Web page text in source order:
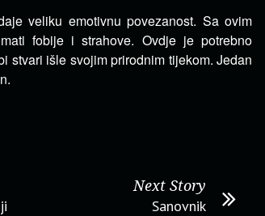
veliku emotivnu povezanost. Sa ovim
fobije i strahove. Ovdje je potrebno
stvari išle svojim prirodnim tijekom. Jedan
Next Story
Sanovnik